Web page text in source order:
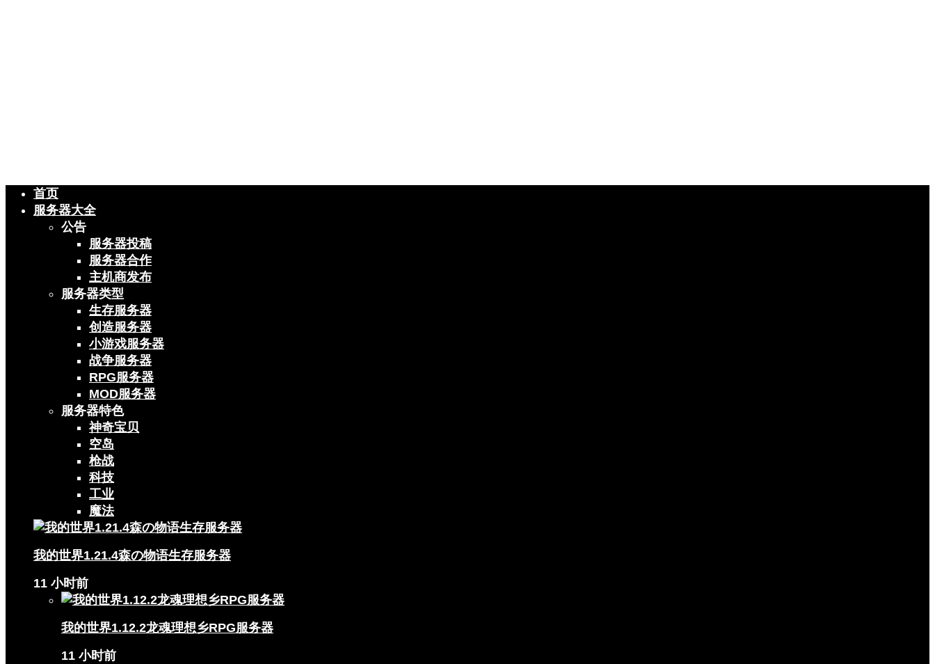
首页
服务器大全
公告
服务器投稿
服务器合作
主机商发布
服务器类型
生存服务器
创造服务器
小游戏服务器
战争服务器
RPG服务器
MOD服务器
服务器特色
神奇宝贝
空岛
枪战
科技
工业
魔法
我的世界1.21.4森の物语生存服务器
11 小时前
我的世界1.12.2龙魂理想乡RPG服务器
11 小时前